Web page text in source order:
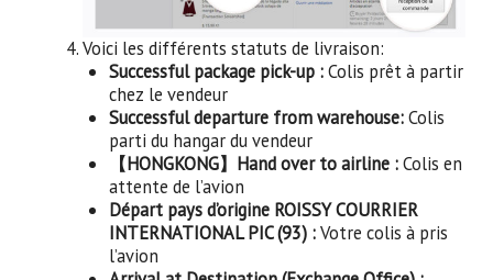
Voici les différents statuts de livraison:
Successful package pick-up :Colis prêt à partir
chez le vendeur
Successful departure from warehouse:Colis
parti du hangar du vendeur
【HONGKONG】Hand over to airline :Colis en
attente de l’avion
Départ pays d’origine ROISSY COURRIER
INTERNATIONAL PIC (93) :Votre colis à pris
l’avion